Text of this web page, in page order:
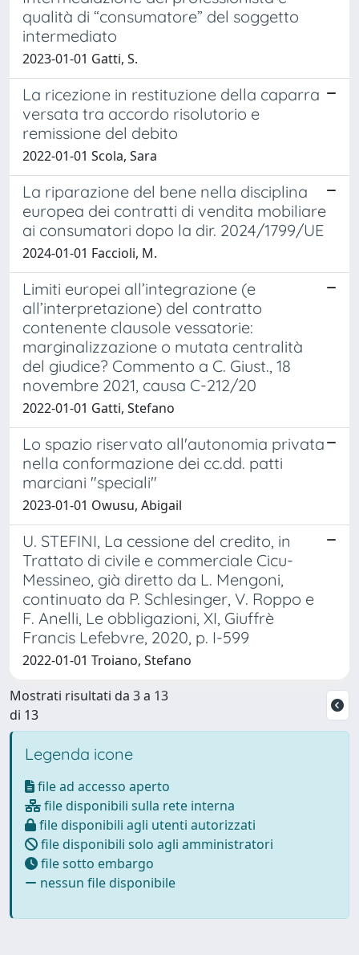
qualità di “consumatore” del soggetto
intermediato
2023-01-01 Gatti, S.
La ricezione in restituzione della caparra
versata tra accordo risolutorio e
remissione del debito
2022-01-01 Scola, Sara
La riparazione del bene nella disciplina
europea dei contratti di vendita mobiliare
ai consumatori dopo la dir. 2024/1799/UE
2024-01-01 Faccioli, M.
Limiti europei all’integrazione (e
all’interpretazione) del contratto
contenente clausole vessatorie:
marginalizzazione o mutata centralità
del giudice? Commento a C. Giust., 18
novembre 2021, causa C-212/20
2022-01-01 Gatti, Stefano
Lo spazio riservato all'autonomia privata
nella conformazione dei cc.dd. patti
marciani "speciali"
2023-01-01 Owusu, Abigail
U. STEFINI, La cessione del credito, in
Trattato di civile e commerciale Cicu-
Messineo, già diretto da L. Mengoni,
continuato da P. Schlesinger, V. Roppo e
F. Anelli, Le obbligazioni, XI, Giuffrè
Francis Lefebvre, 2020, p. I-599
2022-01-01 Troiano, Stefano
Mostrati risultati da 3 a 13
di 13
Legenda icone
file ad accesso aperto
file disponibili sulla rete interna
file disponibili agli utenti autorizzati
file disponibili solo agli amministratori
file sotto embargo
nessun file disponibile